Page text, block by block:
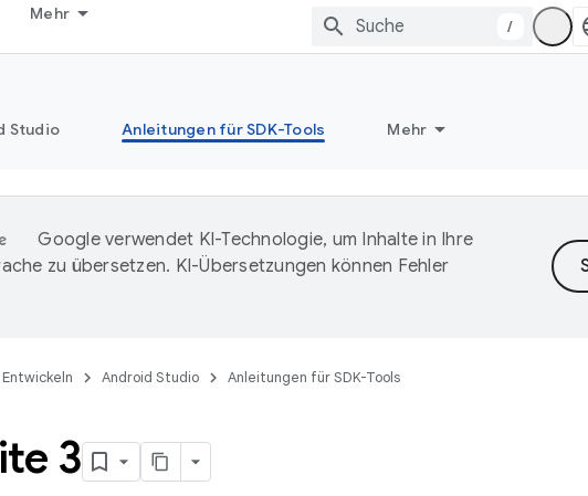
Mehr
/
Studio Anleitungen für SDK-Tools Mehr
Google verwendet KI-Technologie, um Inhalte in Ihre
zu übersetzen. KI-Übersetzungen können Fehler
Entwickeln Android Studio Anleitungen für SDK-Tools
3